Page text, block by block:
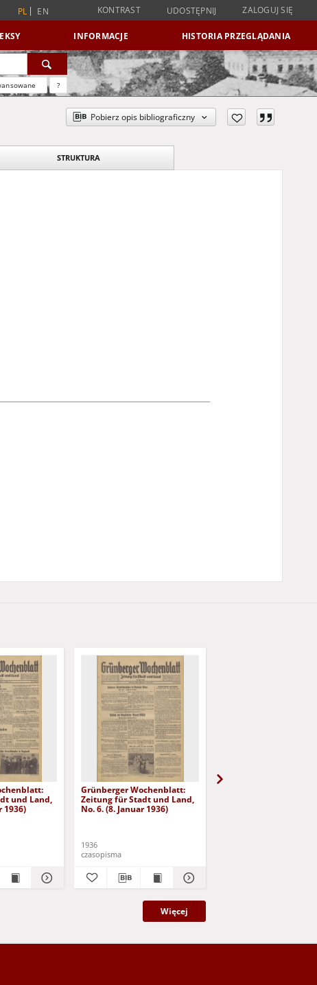
PL EN KONTRAST UDOSTĘPNIJ ZALOGUJ SIĘ
INFORMACJE HISTORIA PRZEGLĄDANIA
?
Pobierz opis bibliograficzny
STRUKTURA
und Land,
1936)
Grünberger Wochenblatt:
Zeitung für Stadt und Land,
No. 6. (8. Januar 1936)
1936
czasopisma
Więcej